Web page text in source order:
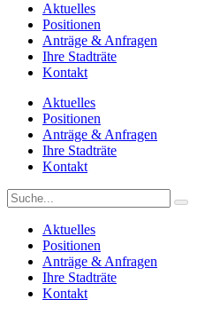
Aktuelles
Positionen
Anträge & Anfragen
Ihre Stadträte
Kontakt
Aktuelles
Positionen
Anträge & Anfragen
Ihre Stadträte
Kontakt
Aktuelles
Positionen
Anträge & Anfragen
Ihre Stadträte
Kontakt